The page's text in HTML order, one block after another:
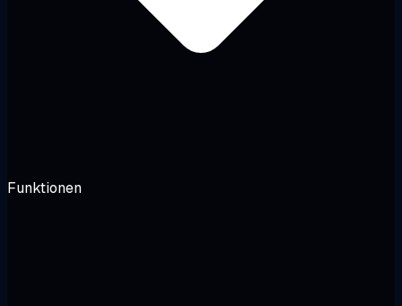
Funktionen